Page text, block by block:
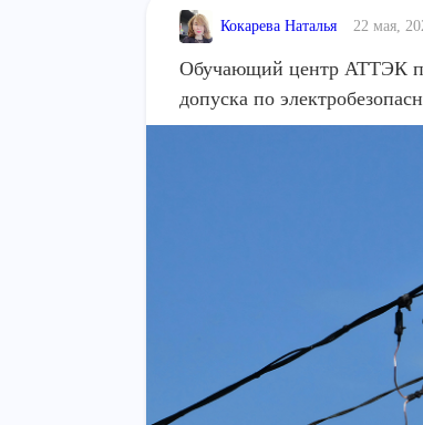
Кокарева Наталья 22 мая,
Обучающий центр АТТЭК
допуска по